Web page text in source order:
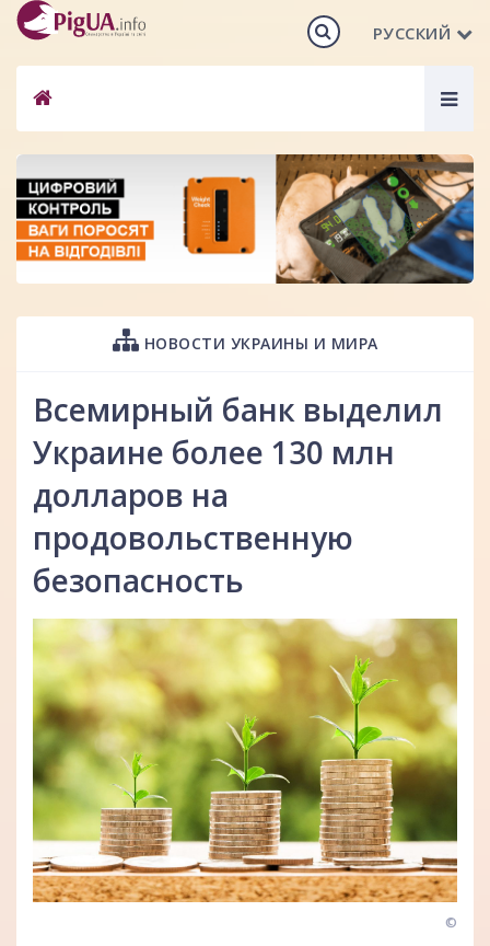
РУССКИЙ
НОВОСТИ УКРАИНЫ И МИРА
Всемирный банк выделил
Украине более 130 млн
долларов на
продовольственную
безопасность
©